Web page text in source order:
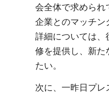
会全体で求められ
企業とのマッチン
詳細については、
修を提供し、新た
たい。
次に、一昨日プレ